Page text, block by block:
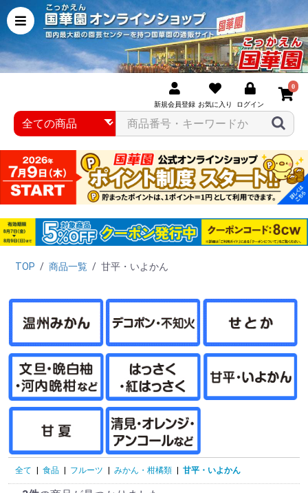
新規会員登録 お気に入り ログイン
0
TOP / 商品一覧 / 甘平・いよかん
全て 食品 フルーツ みかん・柑橘類 甘平・いよかん